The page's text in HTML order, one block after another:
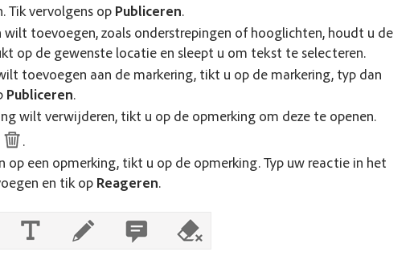
Tik vervolgens op Publiceren.
wilt toevoegen, zoals onderstrepingen of hooglichten, houdt u de
op de gewenste locatie en sleept u om tekst te selecteren.
toevoegen aan de markering, tikt u op de markering, typ dan
Publiceren.
wilt verwijderen, tikt u op de opmerking om deze te openen.
.
op een opmerking, tikt u op de opmerking. Typ uw reactie in het
en tik op Reageren.